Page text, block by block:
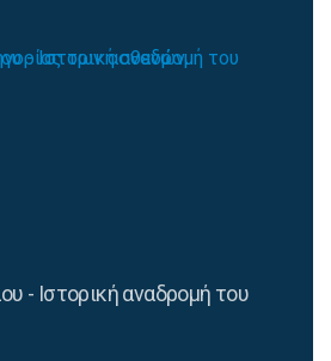
- Ιστορική αναδρομή του